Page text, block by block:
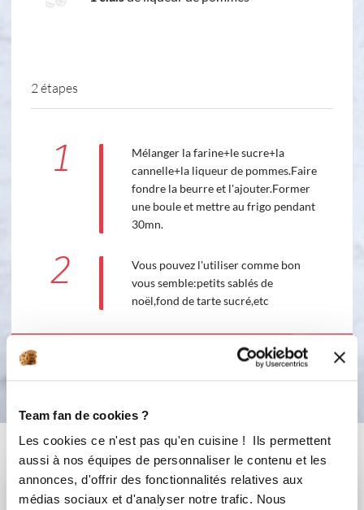
Team fan de cookies ?
Les cookies ce n'est pas qu'en cuisine ! Ils permettent
aussi à nos équipes de personnaliser le contenu et les
annonces, d'offrir des fonctionnalités relatives aux
médias sociaux et d'analyser notre trafic. Nous
2 étapes
1
Mélanger la farine+le sucre+la
cannelle+la liqueur de pommes.Faire
fondre la beurre et l'ajouter.Former
une boule et mettre au frigo pendant
30mn.
2
Vous pouvez l'utiliser comme bon
vous semble:petits sablés de
noël,fond de tarte sucré,etc
Bon appétit !
Vous aimerez aussi ...